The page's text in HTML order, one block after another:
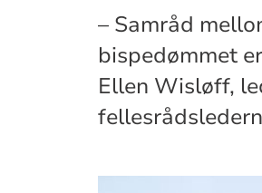
– Samråd
bispedømmet
Ellen Wisløff,